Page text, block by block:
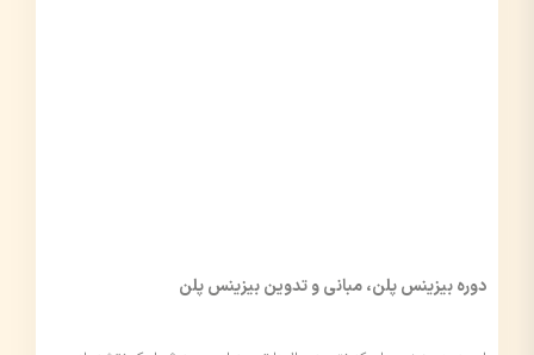
دوره بیزینس پلن، مبانی و تدوین بیزینس پلن